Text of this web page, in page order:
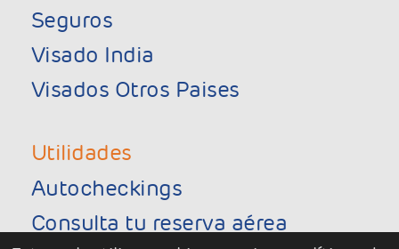
Seguros
Visado India
Visados Otros Paises
Utilidades
Autocheckings
Consulta tu reserva aérea